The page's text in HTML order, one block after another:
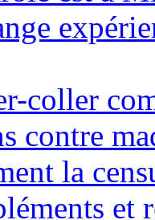
coller
contre
la
et